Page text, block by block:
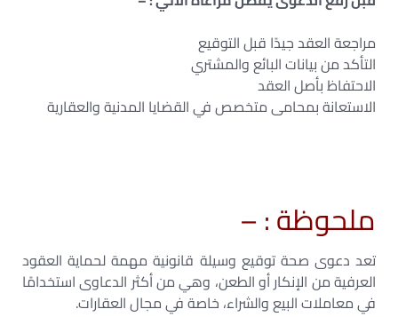
مراجعة العقد جيدًا قبل التوقيع
التأكد من بيانات البائع والمشتري
الاحتفاظ بأصل العقد
الاستعانة بمحامى متخصص في القضايا المدنية والعقارية
ملحوظة : –
تعد دعوى صحة توقيع وسيلة قانونية مهمة لحماية العقود
العرفية من الإنكار أو الطعن، وهي من أكثر الدعاوى استخدامًا
في معاملات البيع والشراء، خاصة في مجال العقارات.